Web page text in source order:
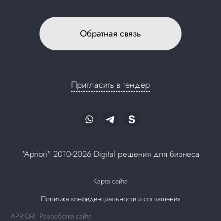
Обратная связь
Пригласить в тендер
"Apriori" 2010-2026 Digital решения для бизнеса
Карта сайта
Политика конфиденциальности и соглашения
APRIORI: Разработка сайта